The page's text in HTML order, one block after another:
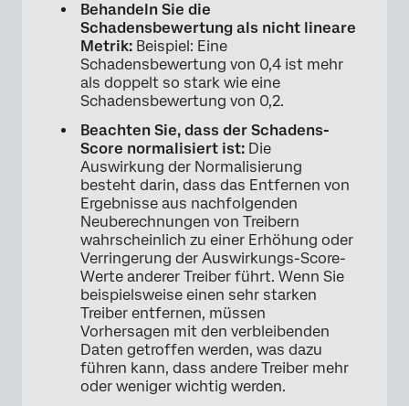
Behandeln Sie die
Schadensbewertung als nicht lineare
Metrik: Beispiel: Eine
Schadensbewertung von 0,4 ist mehr
als doppelt so stark wie eine
Schadensbewertung von 0,2.
Beachten Sie, dass der Schadens-
Score normalisiert ist: Die
Auswirkung der Normalisierung
besteht darin, dass das Entfernen von
Ergebnisse aus nachfolgenden
Neuberechnungen von Treibern
wahrscheinlich zu einer Erhöhung oder
Verringerung der Auswirkungs-Score-
Werte anderer Treiber führt. Wenn Sie
beispielsweise einen sehr starken
Treiber entfernen, müssen
Vorhersagen mit den verbleibenden
Daten getroffen werden, was dazu
führen kann, dass andere Treiber mehr
oder weniger wichtig werden.